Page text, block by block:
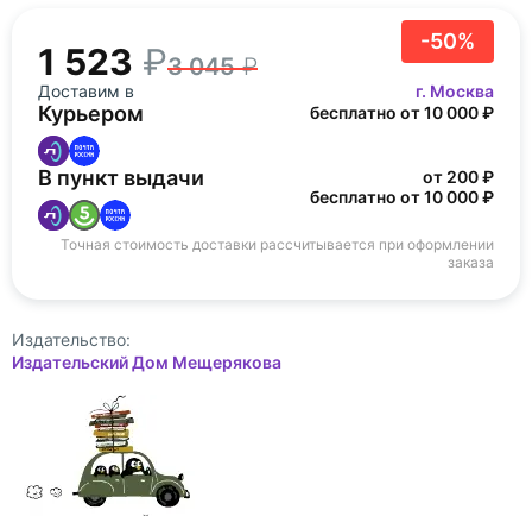
-50%
1 523 3 045
Доставим в г. Москва
Курьером бесплатно от 10 000 ₽
В пункт выдачи
от 200 ₽
бесплатно от 10 000 ₽
Точная стоимость доставки рассчитывается при оформлении
заказа
Издательство:
Издательский Дом Мещерякова